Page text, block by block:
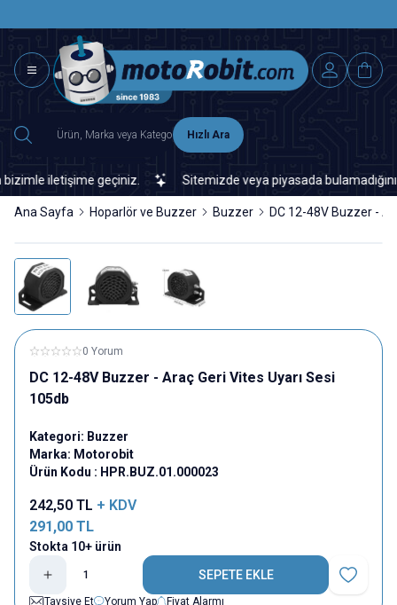
Hızlı Ara
iletişime geçiniz. Sitemizde veya piyasada
Ana Sayfa Hoparlör ve Buzzer Buzzer DC 12-48V Buzzer -
0 Yorum
DC 12-48V Buzzer - Araç Geri Vites Uyarı Sesi
105db
Kategori: Buzzer
Marka: Motorobit
Ürün Kodu : HPR.BUZ.01.000023
242,50 TL + KDV
291,00 TL
Stokta 10+ ürün
SEPETE EKLE
Favoriye
Tavsiye Et
Yorum Yap Fiyat Alarmı